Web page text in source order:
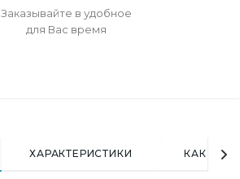
Заказывайте в удобное
для Вас время
ХАРАКТЕРИСТИКИ КАК